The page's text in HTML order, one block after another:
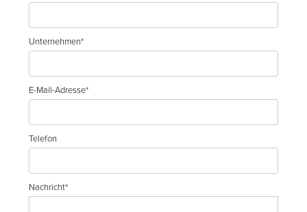
Unternehmen*
E-Mail-Adresse*
Telefon
Nachricht*